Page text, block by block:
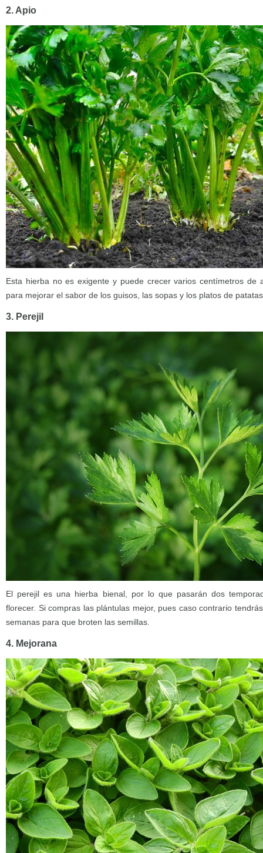
2. Apio
Esta hierba no es exigente y puede crecer varios centímetros de
para mejorar el sabor de los guisos, las sopas y los platos de
3. Perejil
El perejil es una hierba bienal, por lo que pasarán dos
florecer. Si compras las plántulas mejor, pues caso contrario
semanas para que broten las semillas.
4. Mejorana